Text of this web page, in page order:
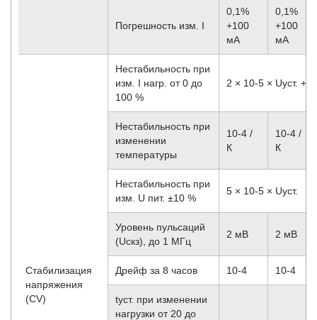
Погрешность изм. I
0,1%
+100
мА
0,1%
+100
мА
Стабилизация
напряжения
(CV)
Нестабильность при
изм. I нагр. от 0 до
100 %
2 × 10-5 × Uуст. +
Нестабильность при
изменении
температуры
10-4 /
К
10-4 /
К
Нестабильность при
изм. U пит. ±10 %
5 × 10-5 × Uуст.
Уровень пульсаций
(Uскз), до 1 МГц
2 мВ 2 мВ
Дрейф за 8 часов 10-4 10-4
tуст. при изменении
нагрузки от 20 до